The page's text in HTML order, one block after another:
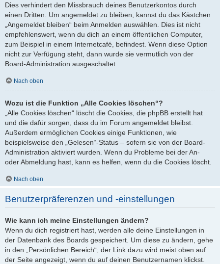
Dies verhindert den Missbrauch deines Benutzerkontos durch
einen Dritten. Um angemeldet zu bleiben, kannst du das Kästchen
„Angemeldet bleiben“ beim Anmelden auswählen. Dies ist nicht
empfehlenswert, wenn du dich an einem öffentlichen Computer,
zum Beispiel in einem Internetcafé, befindest. Wenn diese Option
nicht zur Verfügung steht, dann wurde sie vermutlich von der
Board-Administration ausgeschaltet.
Nach oben
Wozu ist die Funktion „Alle Cookies löschen“?
„Alle Cookies löschen“ löscht die Cookies, die phpBB erstellt hat
und die dafür sorgen, dass du im Forum angemeldet bleibst.
Außerdem ermöglichen Cookies einige Funktionen, wie
beispielsweise den „Gelesen“-Status – sofern sie von der Board-
Administration aktiviert wurden. Wenn du Probleme bei der An-
oder Abmeldung hast, kann es helfen, wenn du die Cookies löscht.
Nach oben
Benutzerpräferenzen und -einstellungen
Wie kann ich meine Einstellungen ändern?
Wenn du dich registriert hast, werden alle deine Einstellungen in
der Datenbank des Boards gespeichert. Um diese zu ändern, gehe
in den „Persönlichen Bereich“; der Link dazu wird meist oben auf
der Seite angezeigt, wenn du auf deinen Benutzernamen klickst.